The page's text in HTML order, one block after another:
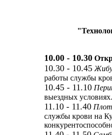
10.00 - 10.30
10.30 - 10.45
работы службы
10.45 - 11.10
выездных условиях.
11.10 - 11.40
службы крови на